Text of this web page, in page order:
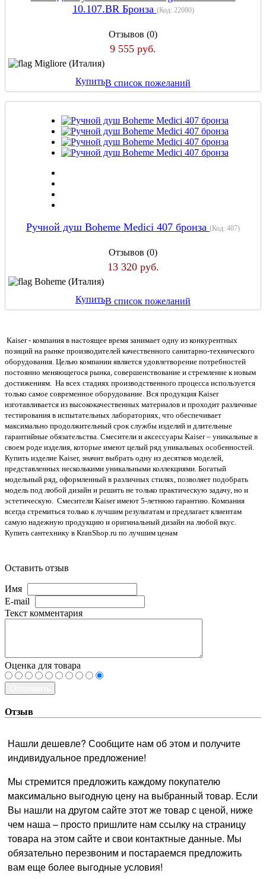
10.107.BR Бронза (Код: 22080)
Отзывов (0)
9 555 руб.
Migliore (Италия)
КупитьВ список пожеланий
Ручной душ Boheme Medici 407 бронза (Код: 407)
Отзывов (0)
13 320 руб.
Boheme (Италия)
КупитьВ список пожеланий
Kaiser - компания в настоящее время занимает одну из конкурентных
позиций на рынке производителей качественного санитарно-технического
оборудования. Целью компании является удовлетворение потребностей
постоянно меняющегося рынка, совершенствование и стремление к новым
достижениям. На всех стадиях производственного процесса используется
только самое современное оборудование. Вся продукция Kaiser
изготавливается из высококачественных материалов и проходит различные
тестирования в испытательных лабораториях, что обеспечивает
максимально продолжительный срок службы изделий и длительные
гарантийные обязательства. Смесители и аксессуары Kaiser – уникальные в
своем роде изделия, которые имеют целый ряд уникальных особенностей.
Купить изделие Kaiser, значит выбрать одну из десятков моделей,
представленных несколькими уникальными коллекциями. Богатый
модельный ряд, оформленный в различных стилях, позволяет подобрать
модель под любой дизайн и решить не только практическую задачу, но и
эстетическую. Смесители Kaiser имеют 5-летнюю гарантию. Компания
всегда стремиться только к лучшим результатам и предлагает клиентам
самую надежную продукцию и оригинальный дизайн на любой вкус.
Купить сантехнику в KranShop.ru по лучшим ценам
Оставить отзыв
Имя
E-mail
Текст комментария
Оценка для товара
Отзыв
Нашли дешевле? Сообщите нам об этом и получите
индивидуальное предложение!
Мы стремится предложить каждому покупателю
максимально выгодную цену на выбранный товар. Если
Вы нашли на другом сайте этот же товар с ценой, ниже
чем наша – просто пришлите нам ссылку на страницу
товара на этом сайте и свои контактные данные. Мы
обязательно перезвоним и постараемся предложить
вам еще более выгодные условия!